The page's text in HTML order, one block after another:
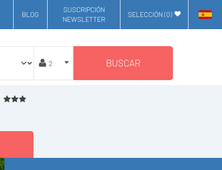
BLOG
SUSCRIPCIÓN
NEWSLETTER
SELECCIÓN (0)
BUSCAR